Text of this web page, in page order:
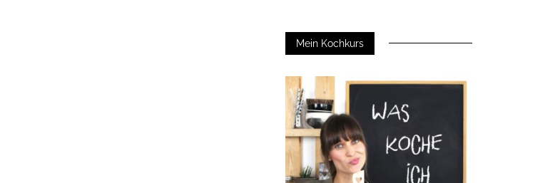
Mein Kochkurs